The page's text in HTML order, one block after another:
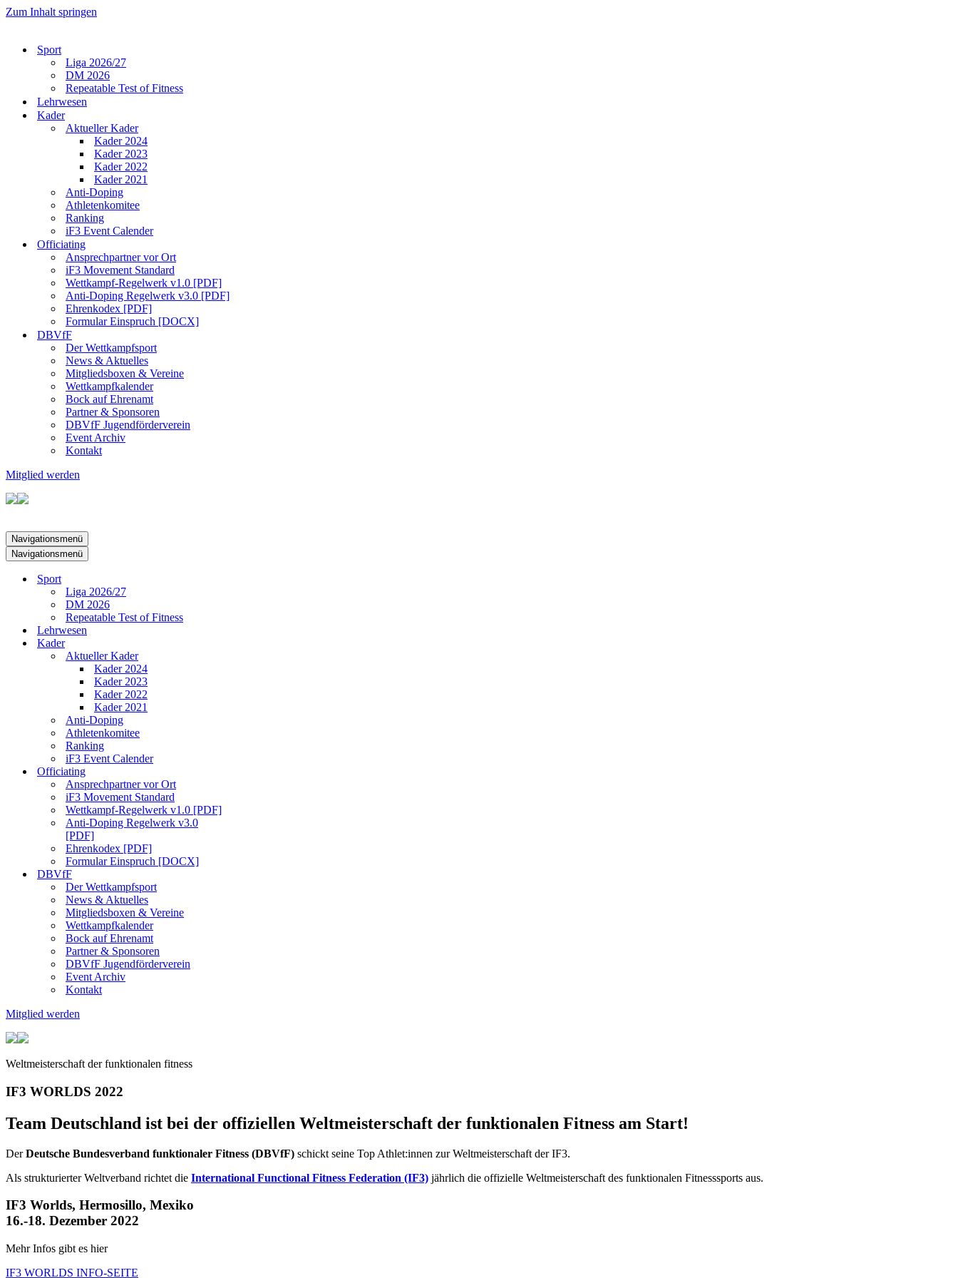
Zum Inhalt springen
Sport
Liga 2026/27
DM 2026
Repeatable Test of Fitness
Lehrwesen
Kader
Aktueller Kader
Kader 2024
Kader 2023
Kader 2022
Kader 2021
Anti-Doping
Athletenkomitee
Ranking
iF3 Event Calender
Officiating
Ansprechpartner vor Ort
iF3 Movement Standard
Wettkampf-Regelwerk v1.0 [PDF]
Anti-Doping Regelwerk v3.0 [PDF]
Ehrenkodex [PDF]
Formular Einspruch [DOCX]
DBVfF
Der Wettkampfsport
News & Aktuelles
Mitgliedsboxen & Vereine
Wettkampfkalender
Bock auf Ehrenamt
Partner & Sponsoren
DBVfF Jugendförderverein
Event Archiv
Kontakt
Mitglied werden
Navigationsmenü
Navigationsmenü
Sport
Liga 2026/27
DM 2026
Repeatable Test of Fitness
Lehrwesen
Kader
Aktueller Kader
Kader 2024
Kader 2023
Kader 2022
Kader 2021
Anti-Doping
Athletenkomitee
Ranking
iF3 Event Calender
Officiating
Ansprechpartner vor Ort
iF3 Movement Standard
Wettkampf-Regelwerk v1.0 [PDF]
Anti-Doping Regelwerk v3.0
[PDF]
Ehrenkodex [PDF]
Formular Einspruch [DOCX]
DBVfF
Der Wettkampfsport
News & Aktuelles
Mitgliedsboxen & Vereine
Wettkampfkalender
Bock auf Ehrenamt
Partner & Sponsoren
DBVfF Jugendförderverein
Event Archiv
Kontakt
Mitglied werden
Weltmeisterschaft der funktionalen fitness
IF3 WORLDS 2022
Team Deutschland ist bei der offiziellen Weltmeisterschaft der funktionalen Fitness am Start!
DerDeutsche Bundesverband funktionaler Fitness (DBVfF) schickt seine Top Athlet:innen zur Weltmeisterschaft der IF3.
Als strukturierter Weltverband richtet die International Functional Fitness Federation (IF3) jährlich die offizielle Weltmeisterschaft des funktionalen Fitnesssports aus.
IF3 Worlds, Hermosillo, Mexiko
16.-18. Dezember 2022
Mehr Infos gibt es hier
IF3 WORLDS INFO-SEITE